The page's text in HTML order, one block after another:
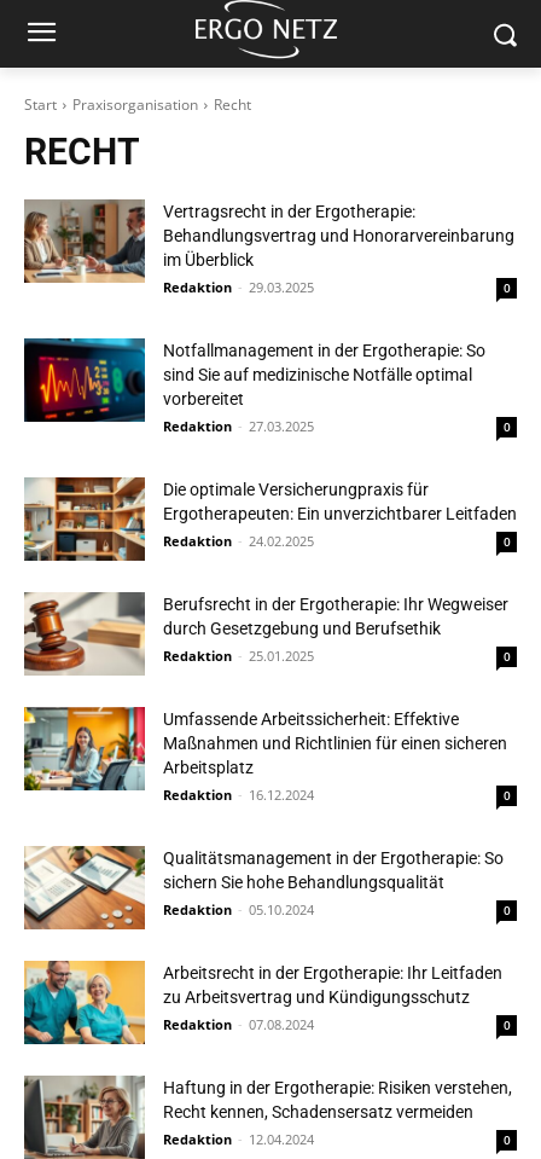
Start Praxisorganisation Recht
RECHT
Vertragsrecht in der Ergotherapie:
Behandlungsvertrag und Honorarvereinbarung
im Überblick
Redaktion - 29.03.2025 0
Notfallmanagement in der Ergotherapie: So
sind Sie auf medizinische Notfälle optimal
vorbereitet
Redaktion - 27.03.2025 0
Die optimale Versicherungpraxis für
Ergotherapeuten: Ein unverzichtbarer Leitfaden
Redaktion - 24.02.2025 0
Berufsrecht in der Ergotherapie: Ihr Wegweiser
durch Gesetzgebung und Berufsethik
Redaktion - 25.01.2025 0
Umfassende Arbeitssicherheit: Effektive
Maßnahmen und Richtlinien für einen sicheren
Arbeitsplatz
Redaktion - 16.12.2024 0
Qualitätsmanagement in der Ergotherapie: So
sichern Sie hohe Behandlungsqualität
Redaktion - 05.10.2024 0
Arbeitsrecht in der Ergotherapie: Ihr Leitfaden
zu Arbeitsvertrag und Kündigungsschutz
Redaktion - 07.08.2024 0
Haftung in der Ergotherapie: Risiken verstehen,
Recht kennen, Schadensersatz vermeiden
Redaktion - 12.04.2024 0